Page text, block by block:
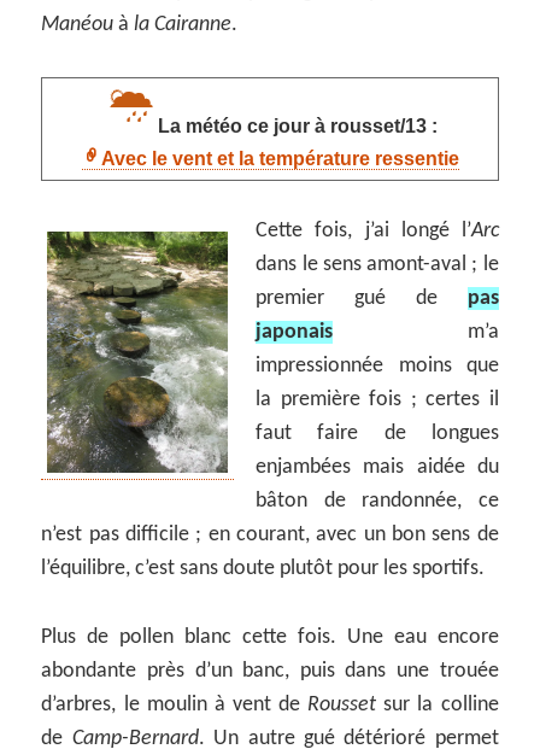
Manéou àla Cairanne.
La météo ce jour à rousset/13 :
Avec le vent et la température ressentie
Cette fois, j’ai longé l’Arc
dans le sens amont-aval ; le
premier gué de pas
japonais m’a
impressionnée moins que
la première fois ; certes il
faut faire de longues
enjambées mais aidée du
bâton de randonnée, ce
n’est pas difficile ; en courant, avec un bon sens de
l’équilibre, c’est sans doute plutôt pour les sportifs.
Plus de pollen blanc cette fois. Une eau encore
abondante près d’un banc, puis dans une trouée
d’arbres, le moulin à vent de Roussetsur la colline
de Camp-Bernard. Un autre gué détérioré permet